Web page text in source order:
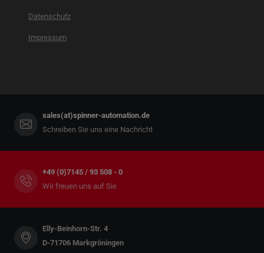
Datenschutz
Impressum
sales(at)spinner-automation.de
Schreiben Sie uns eine Nachricht
+49 (0)7145 / 93 508 - 0
Wir freuen uns auf Sie
Elly-Beinhorn-Str. 4
D-71706 Markgröningen